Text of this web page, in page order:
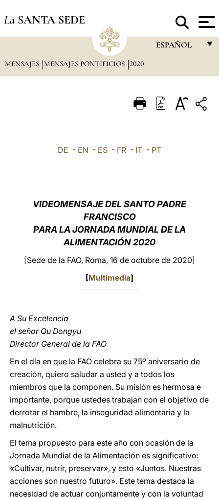
La SANTA SEDE
ESPAÑOL
ITALIANO
LATINE
MENSAJES MENSAJES PONTIFICIOS 2020
DE - EN - ES - FR - IT - PT
VIDEOMENSAJE DEL SANTO PADRE
FRANCISCO
PARA LA JORNADA MUNDIAL DE LA
ALIMENTACIÓN 2020
[Sede de la FAO, Roma, 16 de octubre de 2020]
[Multimedia]
A Su Excelencia
el señor Qu Dongyu
Director General de la FAO
En el día en que la FAO celebra su 75º aniversario de
creación, quiero saludar a usted y a todos los
miembros que la componen. Su misión es hermosa e
importante, porque ustedes trabajan con el objetivo de
derrotar el hambre, la inseguridad alimentaria y la
malnutrición.
El tema propuesto para este año con ocasión de la
Jornada Mundial de la Alimentación es significativo:
«Cultivar, nutrir, preservar», y esto «Juntos. Nuestras
acciones son nuestro futuro». Este tema destaca la
necesidad de actuar conjuntamente y con la voluntad